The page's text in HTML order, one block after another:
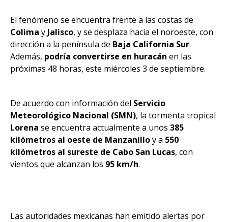
El fenómeno se encuentra frente a las costas de
Colima y Jalisco, y se desplaza hacia el noroeste, con
dirección a la península de Baja California Sur.
Además, podría convertirse en huracán en las
próximas 48 horas, este miércoles 3 de septiembre.
De acuerdo con información del Servicio
Meteorológico Nacional (SMN), la tormenta tropical
Lorena se encuentra actualmente a unos 385
kilómetros al oeste de Manzanilloy a 550
kilómetros al sureste de Cabo San Lucas, con
vientos que alcanzan los 95 km/h.
Las autoridades mexicanas han emitido alertas por